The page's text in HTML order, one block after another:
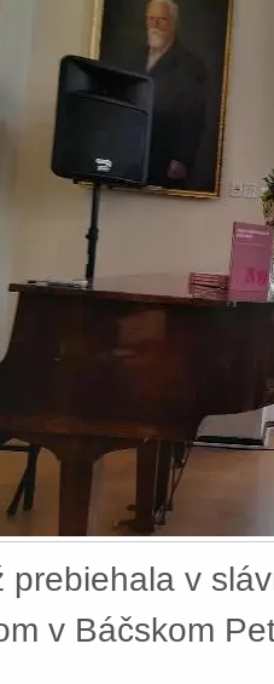
prebiehala v
v Báčskom